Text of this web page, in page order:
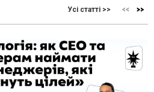
Усі статті >>